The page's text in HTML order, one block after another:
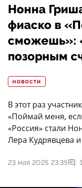
Нонна
фиаско в
сможешь»:
позорным
НОВОСТИ
В этот раз
«Поймай меня,
«Россия» стали
Лера Кудрявцева
23 мая 2025 23:35 1